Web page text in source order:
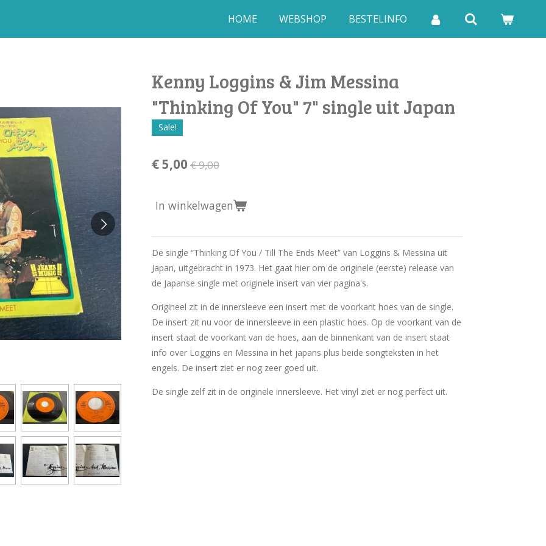
HOME WEBSHOP BESTELINFO
Kenny Loggins & Jim Messina
"Thinking Of You" 7" single uit Japan
Sale!
€ 5,00 € 9,00
In winkelwagen
De single “Thinking Of You / Till The Ends Meet” van Loggins & Messina uit
Japan, uitgebracht in 1973. Het gaat hier om de originele (eerste) release van
de Japanse single met originele insert van vier pagina's.
Origineel zit in de innersleeve een insert met de voorkant hoes van de single.
De insert zit nu voor de innersleeve in een plastic hoes. Op de voorkant van de
insert staat de voorkant van de hoes, aan de binnenkant van de insert staat
info over Loggins en Messina in het japans plus beide songteksten in het
engels. De insert ziet er nog zeer goed uit.
De single zelf zit in de originele innersleeve. Het vinyl ziet er nog perfect uit.